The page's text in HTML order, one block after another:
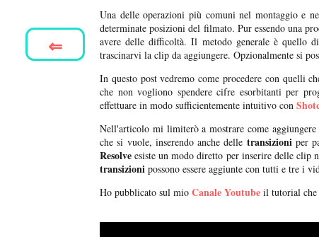
Una delle operazioni più comuni nel montaggio e
determinate posizioni del filmato. Pur essendo una
avere delle difficoltà. Il metodo generale è quello
trascinarvi la clip da aggiungere. Opzionalmente si
In questo post vedremo come procedere con quelli
che non vogliono spendere cifre esorbitanti per
effettuare in modo sufficientemente intuitivo con
Nell'articolo mi limiterò a mostrare come aggiungere
che si vuole, inserendo anche delle transizioniper
Resolve esiste un modo diretto per inserire delle clip
transizioni possono essere aggiunte con tutti e tre i
Ho pubblicato sul mio Canale Youtube il tutorial
⇐